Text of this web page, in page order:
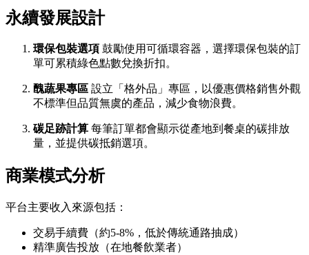
永續發展設計
環保包裝選項 鼓勵使用可循環容器，選擇環保包裝的訂
單可累積綠色點數兌換折扣。
醜蔬果專區 設立「格外品」專區，以優惠價格銷售外觀
不標準但品質無虞的產品，減少食物浪費。
碳足跡計算 每筆訂單都會顯示從產地到餐桌的碳排放
量，並提供碳抵銷選項。
商業模式分析
平台主要收入來源包括：
交易手續費（約5-8%，低於傳統通路抽成）
精準廣告投放（在地餐飲業者）